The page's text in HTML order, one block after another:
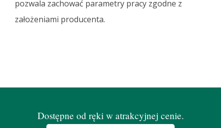
pozwala zachować parametry pracy zgodne z
założeniami producenta.
Dostępne od ręki w atrakcyjnej cenie.